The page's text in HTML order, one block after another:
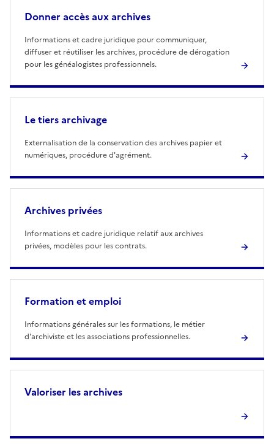
Donner accès aux archives
Informations et cadre juridique pour communiquer,
diffuser et réutiliser les archives, procédure de dérogation
pour les généalogistes professionnels.
Le tiers archivage
Externalisation de la conservation des archives papier et
numériques, procédure d'agrément.
Archives privées
Informations et cadre juridique relatif aux archives
privées, modèles pour les contrats.
Formation et emploi
Informations générales sur les formations, le métier
d'archiviste et les associations professionnelles.
Valoriser les archives